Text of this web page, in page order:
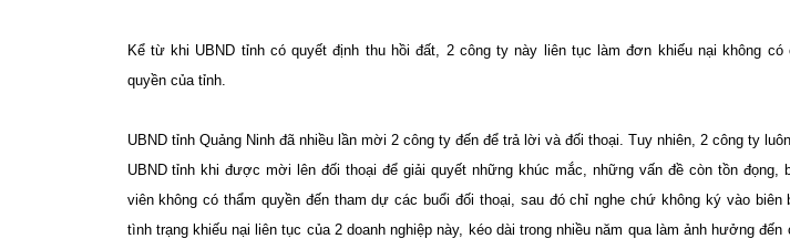
Kể từ khi UBND tỉnh có quyết định thu hồi đất, 2 công ty này liên tục làm đơn khiếu nại không
quyền của tỉnh.
UBND tỉnh Quảng Ninh đã nhiều lần mời 2 công ty đến để trả lời và đối thoại. Tuy nhiên, 2 công ty
UBND tỉnh khi được mời lên đối thoại để giải quyết những khúc mắc, những vấn đề còn tồn đọng,
viên không có thẩm quyền đến tham dự các buổi đối thoại, sau đó chỉ nghe chứ không ký vào
tình trạng khiếu nại liên tục của 2 doanh nghiệp này, kéo dài trong nhiều năm qua làm ảnh hưởng đến